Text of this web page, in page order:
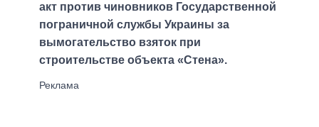
акт против чиновников Государственной
пограничной службы Украины за
вымогательство взяток при
строительстве объекта «Стена».